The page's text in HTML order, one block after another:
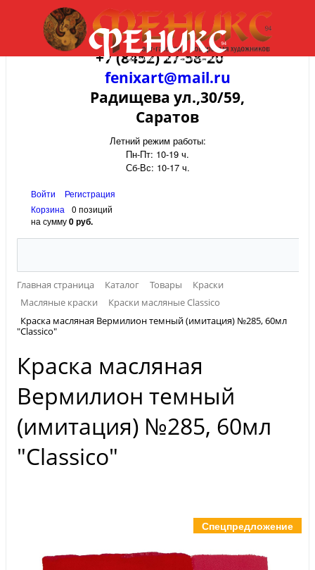
+7 (8452) 27-58-20
fenixart@mail.ru
Радищева ул.,30/59,
Саратов
Летний режим работы:
Пн-Пт: 10-19 ч.
Сб-Вс: 10-17 ч.
Войти
Регистрация
Корзина
0 позиций
на сумму0 руб.
Главная страница Каталог Товары
Краски
Масляные краски
Краски масляные Classico
Краска масляная Вермилион темный (имитация) №285, 60мл
"Classico"
Краска масляная
Вермилион темный
(имитация) №285, 60мл
"Classico"
Спецпредложение